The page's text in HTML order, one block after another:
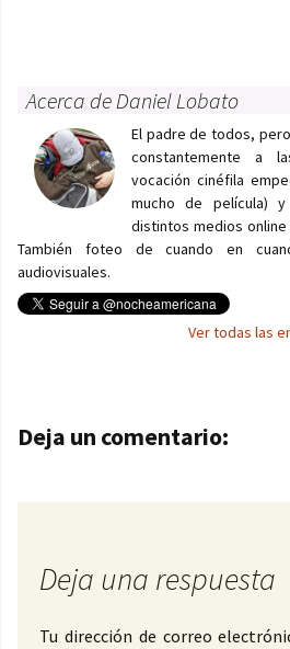
Acerca de Daniel Lobato
El padre de todos,
constantemente a
vocación cinéfila
mucho de película)
distintos medios
También foteo de cuando en
audiovisuales.
Ver todas las
Navegación de
Deja un comentario:
Deja una respuesta
Tu dirección de correo